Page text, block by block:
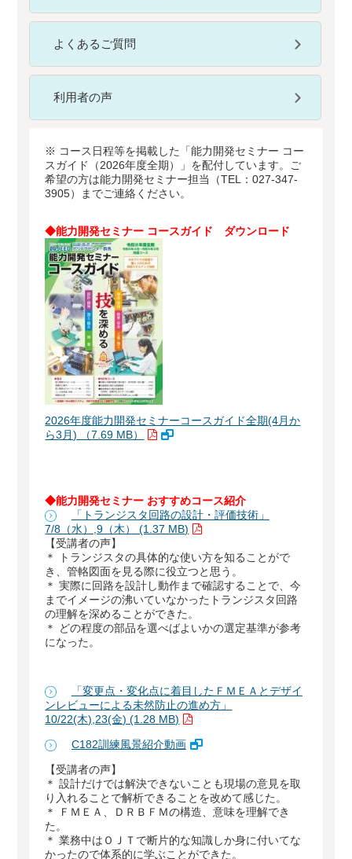
よくあるご質問
利用者の声
※ コース日程等を掲載した「能力開発セミナー コー
スガイド（2026年度全期）」を配付しています。ご
希望の方は能力開発セミナー担当（TEL：027-347-
3905）までご連絡ください。
◆能力開発セミナー コースガイド ダウンロード
2026年度能力開発セミナーコースガイド全期(4月か
ら3月) （7.69 MB）
◆能力開発セミナー おすすめコース紹介
「トランジスタ回路の設計・評価技術」
7/8（水）,9（木） (1.37 MB)
【受講者の声】
＊ トランジスタの具体的な使い方を知ることがで
き、管輅図面を見る際に役立つと思う。
＊ 実際に回路を設計し動作まで確認することで、今
までイメージの沸いていなかったトランジスタ回路
の理解を深めることができた。
＊ どの程度の部品を選べばよいかの選定基準が参考
になった。
「変更点・変化点に着目したＦＭＥＡとデザイ
ンレビューによる未然防止の進め方」
10/22(木),23(金) (1.28 MB)
C182訓練風景紹介動画
【受講者の声】
＊ 設計だけでは解決できないことも現場の意見を取
り入れることで解析できることを改めて感じた。
＊ ＦＭＥＡ、ＤＲＢＦＭの構造、意味を理解でき
た。
＊ 業務中はＯＪＴで断片的な知識しか身に付いてな
かったので体系的に学ぶことができた。